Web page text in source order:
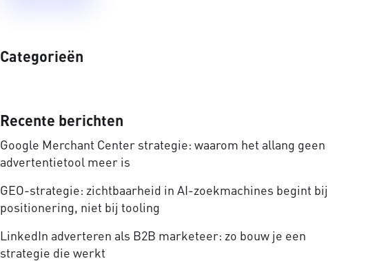
Categorieën
Recente berichten
Google Merchant Center strategie: waarom het allang geen
advertentietool meer is
GEO-strategie: zichtbaarheid in AI-zoekmachines begint bij
positionering, niet bij tooling
LinkedIn adverteren als B2B marketeer: zo bouw je een
strategie die werkt